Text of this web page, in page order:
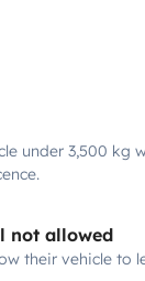
under 3,500 kg
not allowed
their vehicle to